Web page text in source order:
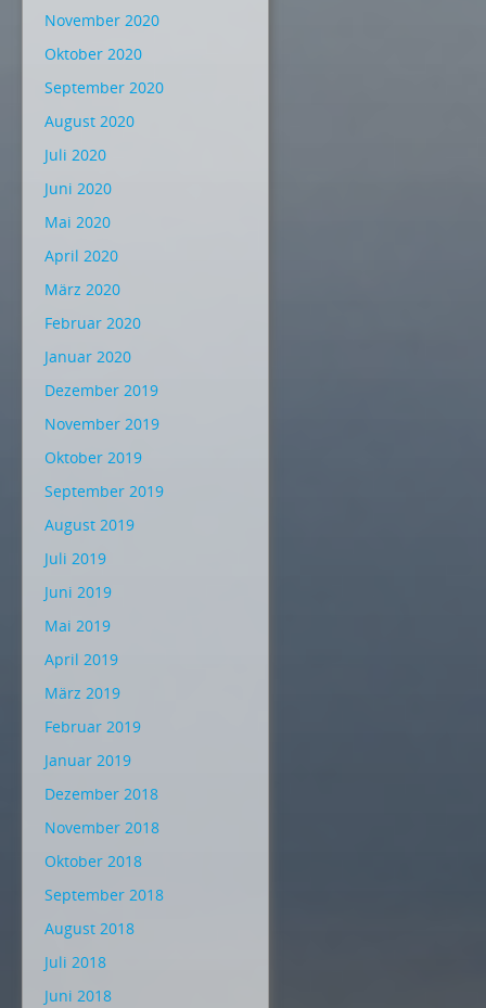
November 2020
Oktober 2020
September 2020
August 2020
Juli 2020
Juni 2020
Mai 2020
April 2020
März 2020
Februar 2020
Januar 2020
Dezember 2019
November 2019
Oktober 2019
September 2019
August 2019
Juli 2019
Juni 2019
Mai 2019
April 2019
März 2019
Februar 2019
Januar 2019
Dezember 2018
November 2018
Oktober 2018
September 2018
August 2018
Juli 2018
Juni 2018